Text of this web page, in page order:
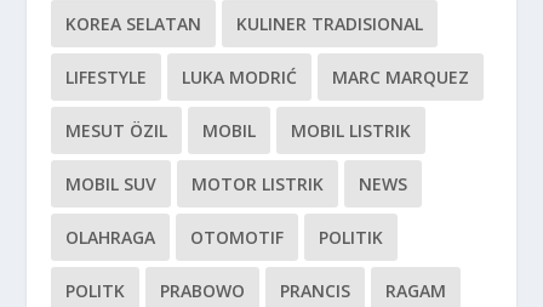
KOREA SELATAN KULINER TRADISIONAL
LIFESTYLE LUKA MODRIĆ MARC MARQUEZ
MESUT ÖZIL MOBIL MOBIL LISTRIK
MOBIL SUV MOTOR LISTRIK NEWS
OLAHRAGA OTOMOTIF POLITIK
POLITK PRABOWO PRANCIS RAGAM